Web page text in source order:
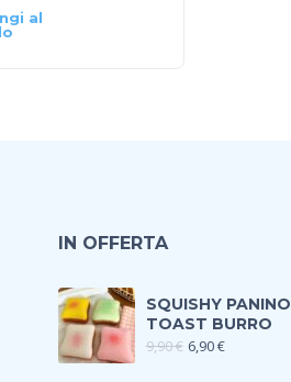
al
IN OFFERTA
SQUISHY PANINO
TOAST BURRO
9,90€ 6,90€